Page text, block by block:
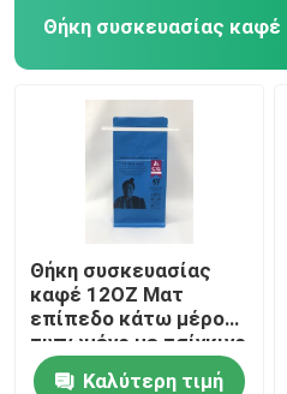
Θήκη συσκευασίας καφέ
Θήκη συσκευασίας
καφέ 12OZ Ματ
επίπεδο κάτω μέρος
τυπωμένο με τσίγκινο
δέσιμο
Καλύτερη τιμή